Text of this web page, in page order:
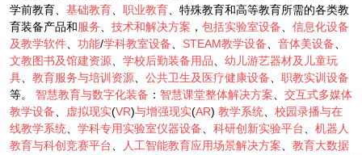
学前教育、 基础教育 职业教育 、特殊教育和高等教育所需的各类教
育装备产品和服务 技术和解决方案 ， 包括实验室设备
信息化设备
及教学软件
功能/学科教室设备 STEAM教学设备 音体美设备
文教图书及馆建资源
学校后勤装备用品
幼儿游艺器材及儿童玩
具
教育服务与培训资源 公共卫生及医疗健康设备
职教实训设备
等。 智慧教育与数字化装备 ： 智慧课堂整体解决方案
交互式多媒体
教学设备
虚拟现实(VR)与增强现实(AR) 教学系统
校园录播与在
线教学系统
学科专用实验室仪器设备 科研创新实验平台
机器人
教育与科创竞赛平台
人工智能教育应用场景解决方案
教育大数据